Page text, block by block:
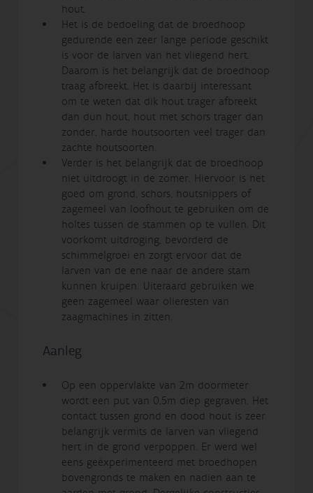
hout.
Het is de bedoeling dat de broedhoop
gedurende een zeer lange periode geschikt
is voor de larven van het vliegend hert.
Daarom is het belangrijk dat de broedhoop
traag afbreekt. Het is daarbij interessant
om te weten dat dik hout trager afbreekt
dan dun hout, hout met schors trager dan
zonder, harde houtsoorten veel trager dan
zachte houtsoorten.
Verder is het belangrijk dat de broedhoop
niet uitdroogt in de zomer. Hiervoor is het
goed om grond, schors, houtsnippers of
zagemeel van loofhout te gebruiken om de
holtes tussen de stammen op te vullen. Dit
voorkomt uitdroging, bevorderd de
schimmelgroei en zorgt ervoor dat de
larven van de ene naar de andere stam
kunnen kruipen. Uiteraard gebruiken we
geen zagemeel waar olieresten van
zaagmachines in zitten.
Aanleg
Op een oppervlakte van 2m doormeter
wordt een put van 0,5m diep gegraven. Het
contact tussen grond en dood hout is zeer
belangrijk vermits de larven van vliegend
hert in de grond verpoppen. Er werd wel
eens geëxperimenteerd met broedhopen
bovengronds te maken en nadien aan te